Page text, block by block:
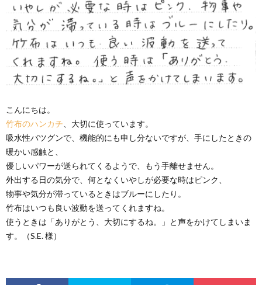
こんにちは。
竹布のハンカチ 、大切に使っています。
吸水性バツグンで、機能的にも申し分ないですが、手にしたときの
暖かい感触と、
優しいパワーが送られてくるようで、もう手離せません。
外出する日の気分で、何となくいやしが必要な時はピンク、
物事や気分が滞っているときはブルーにしたり。
竹布はいつも良い波動を送ってくれますね。
使うときは「ありがとう、大切にするね。」と声をかけてしまいま
す。（S.E. 様）